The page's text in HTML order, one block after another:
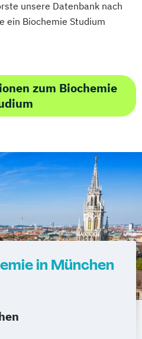
unsere Datenbank nach
ein Biochemie Studium
zum Biochemie
in München